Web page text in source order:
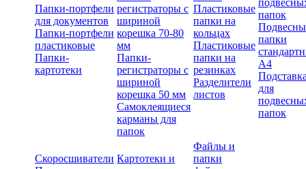
Папки-портфели
для документов
Папки-портфели
пластиковые
Папки-
картотеки
регистраторы с
шириной
корешка 70-80
мм
Папки-
регистраторы с
шириной
корешка 50 мм
Самоклеящиеся
карманы для
папок
Пластиковые
папки на
кольцах
Пластиковые
папки на
резинках
Разделители
листов
папок
папки
А4
для
папок
Скоросшиватели Картотеки и
Файлы и
папки